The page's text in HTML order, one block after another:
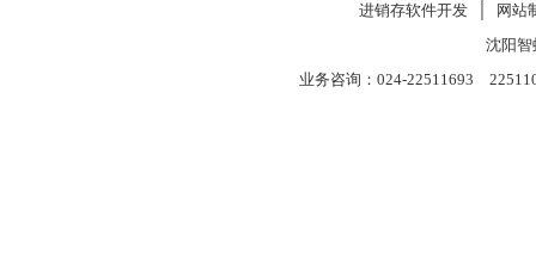
进销存软件开发│
网站
沈阳
业务咨询：024-22511693